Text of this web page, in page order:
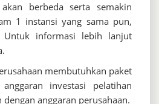
berbeda serta semakin
1 instansi yang sama pun,
informasi lebih lanjut
membutuhkan paket
investasi pelatihan
anggaran perusahaan.